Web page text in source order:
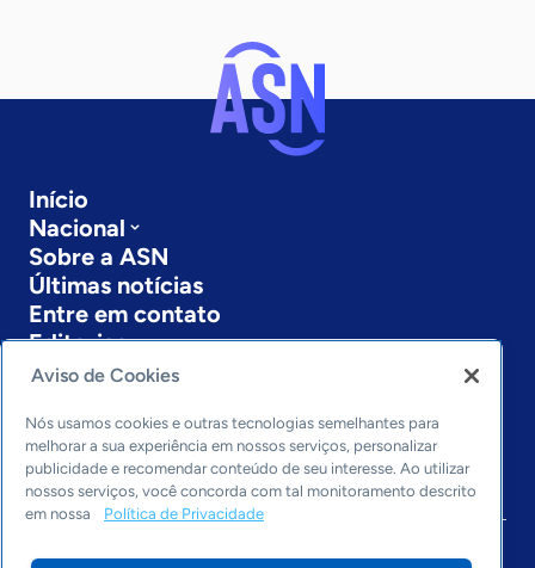
Início
Nacional
Sobre a ASN
Últimas notícias
Entre em contato
Editorias
Economia & Política
Inovação & Tecnologia
Cultura empreendedora
Dados
Arquivo
Aviso de Cookies
Nós usamos cookies e outras tecnologias semelhantes para
melhorar a sua experiência em nossos serviços, personalizar
publicidade e recomendar conteúdo de seu interesse. Ao utilizar
nossos serviços, você concorda com tal monitoramento descrito
em nossa
Política de Privacidade